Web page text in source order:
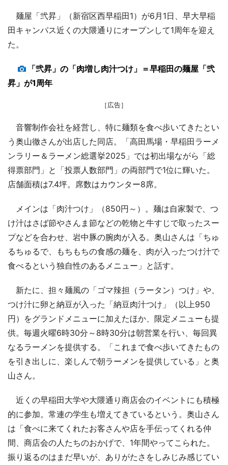
麺屋「弐昇」（新宿区西早稲田1）が6月1日、早大早稲
田キャンパス近くの大隈通りにオープンして1周年を迎え
た。
「弐昇」の「肉増し肉汁つけ」＝早稲田の麺屋「弐
昇」が1周年
［広告］
音響制作会社を経営し、特に麺類を食べ歩いてきたとい
う奥山徹さんが出店した同店。「高田馬場・早稲田ラーメ
ンラリー＆ラーメン総選挙2025」では初出場ながら「総
得票部門」と「投票人数部門」の両部門で1位に輝いた。
店舗面積は7.4坪。席数はカウンター8席。
メインは「肉汁つけ」（850円～）。麺は自家製で、つ
け汁はさば節やさんま節などの乾物と牛すじで取ったスー
プなどを合わせ、岩中豚の腕肉が入る。奥山さんは「ちゅ
るちゅるで、もちもちの食感の麺を、肉が入ったつけ汁で
食べるという独自性のあるメニュー」と話す。
新たに、担々麺風の「ゴマ辣担（ラータン）つけ」や、
つけ汁に卵と納豆が入った「納豆肉汁つけ」（以上950
円）をグランドメニューに加えたほか、限定メニューも提
供。毎週火曜6時30分～8時30分は朝営業を行い、毎回異
なるラーメンを提供する。「これまで食べ歩いてきたもの
を引き出しに、楽しんで朝ラーメンを提供している」と奥
山さん。
近くの早稲田大学や大隈通り商店会のイベントにも積極
的に参加。常連の学生も増えてきているという。奥山さん
は「食べに来てくれたお客さんや店を手伝ってくれる仲
間、商店会の人たちのおかげで、1年間やってこられた。
振り返るのはまだ早いが、ありがたさをしみじみ感じてい